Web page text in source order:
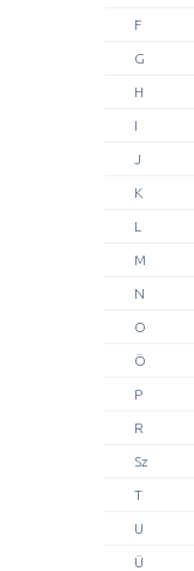
F
G
H
I
J
K
L
M
N
O
Ö
P
R
Sz
T
U
Ü